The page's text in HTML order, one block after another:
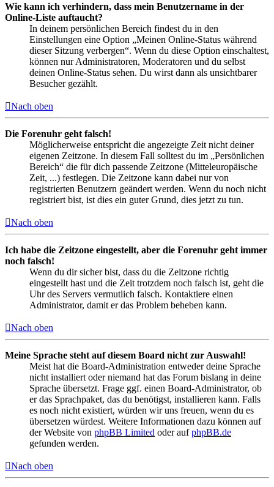
Wie kann ich verhindern, dass mein Benutzername in der
Online-Liste auftaucht?
In deinem persönlichen Bereich findest du in den
Einstellungen eine Option „Meinen Online-Status während
dieser Sitzung verbergen“. Wenn du diese Option einschaltest,
können nur Administratoren, Moderatoren und du selbst
deinen Online-Status sehen. Du wirst dann als unsichtbarer
Besucher gezählt.
Nach oben
Die Forenuhr geht falsch!
Möglicherweise entspricht die angezeigte Zeit nicht deiner
eigenen Zeitzone. In diesem Fall solltest du im „Persönlichen
Bereich“ die für dich passende Zeitzone (Mitteleuropäische
Zeit, ...) festlegen. Die Zeitzone kann dabei nur von
registrierten Benutzern geändert werden. Wenn du noch nicht
registriert bist, ist dies ein guter Grund, dies jetzt zu tun.
Nach oben
Ich habe die Zeitzone eingestellt, aber die Forenuhr geht immer
noch falsch!
Wenn du dir sicher bist, dass du die Zeitzone richtig
eingestellt hast und die Zeit trotzdem noch falsch ist, geht die
Uhr des Servers vermutlich falsch. Kontaktiere einen
Administrator, damit er das Problem beheben kann.
Nach oben
Meine Sprache steht auf diesem Board nicht zur Auswahl!
Meist hat die Board-Administration entweder deine Sprache
nicht installiert oder niemand hat das Forum bislang in deine
Sprache übersetzt. Frage ggf. einen Board-Administrator, ob
er das Sprachpaket, das du benötigst, installieren kann. Falls
es noch nicht existiert, würden wir uns freuen, wenn du es
übersetzen würdest. Weitere Informationen dazu können auf
der Website von phpBB Limited oder aufphpBB.de
gefunden werden.
Nach oben